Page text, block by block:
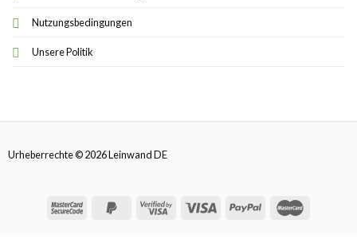
Nutzungsbedingungen
Unsere Politik
Urheberrechte © 2026 Leinwand DE